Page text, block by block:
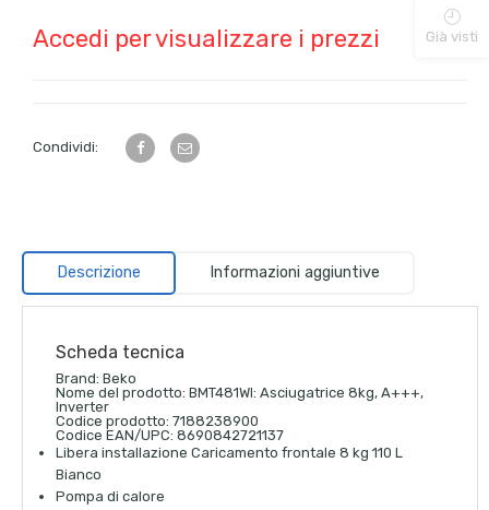
Accedi per visualizzare i prezzi
Condividi:
Descrizione Informazioni aggiuntive
Scheda tecnica
Brand: Beko
Nome del prodotto: BMT481WI: Asciugatrice 8kg, A+++,
Inverter
Codice prodotto: 7188238900
Codice EAN/UPC: 8690842721137
Libera installazione Caricamento frontale 8 kg 110 L
Bianco
Pompa di calore
Già visti